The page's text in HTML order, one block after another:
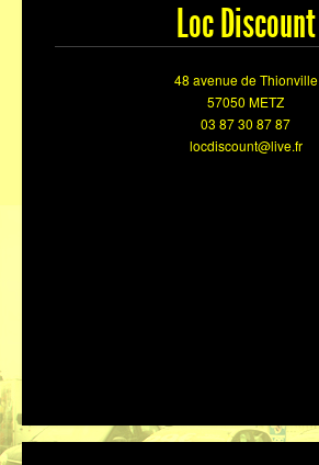
Loc Discount
48 avenue de Thionville
57050 METZ
03 87 30 87 87
locdiscount@live.fr